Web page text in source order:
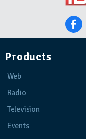
Products
Web
Radio
Television
Events